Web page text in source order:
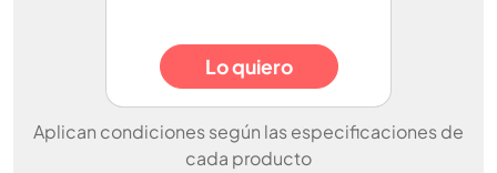
Lo quiero
Aplican condiciones según las especificaciones de
cada producto